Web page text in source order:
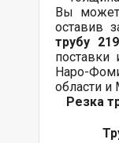
Вы
оставив
трубу 219
поставки
Наро-
области и
Резка